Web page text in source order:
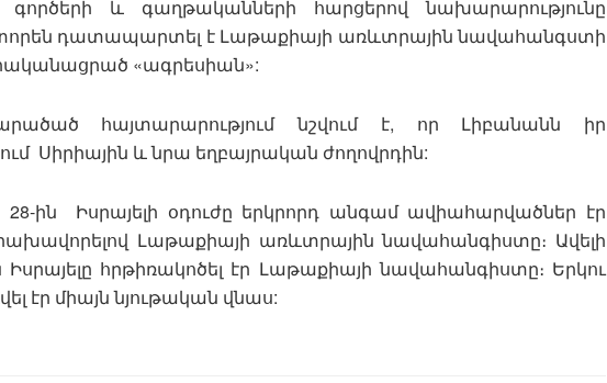
և գաղթականների հարցերով նախարարությունը
դատապարտել է Լաթաքիայի առևտրային նավահանգստի
«ագրեսիան»:
հայտարարությում նշվում է, որ Լիբանանն իր
Սիրիային և նրա եղբայրական ժողովրդին:
28-ին Իսրայելի օդուժը երկրորդ անգամ ավիահարվածներ էր
Լաթաքիայի առևտրային նավահանգիստը։ Ավելի
Իսրայելը հրթիռակոծել էր Լաթաքիայի նավահանգիստը։ Երկու
էր միայն նյութական վնաս: